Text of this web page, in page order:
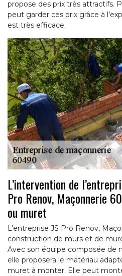
propose des prix très attractifs.
peut garder ces prix grâce à
est très efficace.
L’intervention de
Pro Renov, Maçonnerie
ou muret
L’entreprise JS Pro Renov,
construction de murs et de
Avec son équipe composée de
elle proposera le matériau
muret à monter. Elle peut